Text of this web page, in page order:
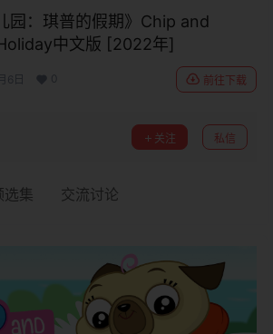
园：琪普的假期》Chip and
中文版 [2022年]
6日 前往下载
关注 私信
选集 交流讨论